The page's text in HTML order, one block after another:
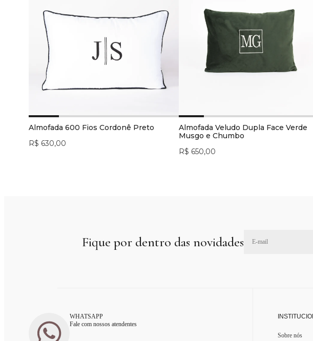
Almofada 600 Fios Cordonê Preto
R$ 630,00
Almofada Veludo Dupla Face Verde
Musgo e Chumbo
R$ 650,00
Fique por dentro das novidades
WHATSAPP
Fale com nossos atendentes
Sobre nós